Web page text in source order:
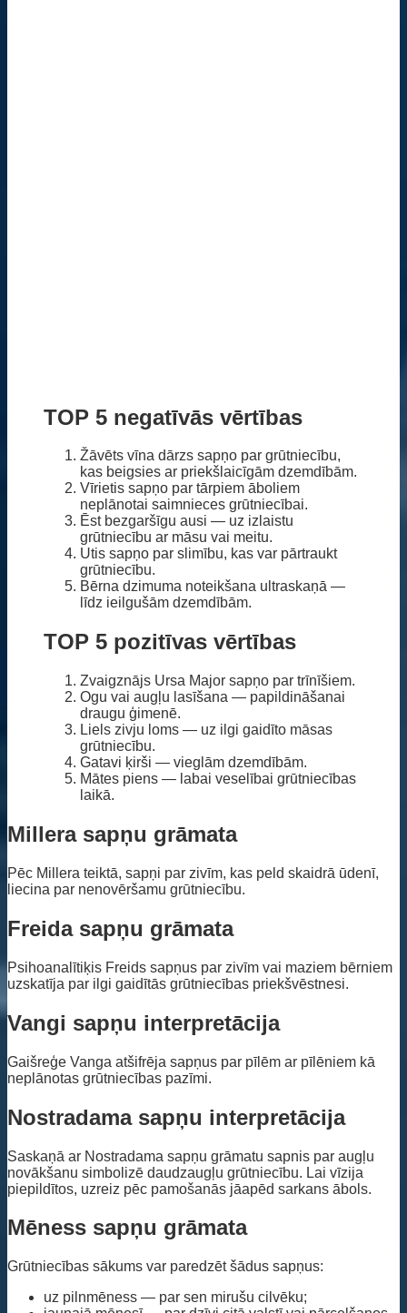
TOP 5 negatīvās vērtības
Žāvēts vīna dārzs sapņo par grūtniecību,
kas beigsies ar priekšlaicīgām dzemdībām.
Vīrietis sapņo par tārpiem āboliem
neplānotai saimnieces grūtniecībai.
Ēst bezgaršīgu ausi — uz izlaistu
grūtniecību ar māsu vai meitu.
Utis sapņo par slimību, kas var pārtraukt
grūtniecību.
Bērna dzimuma noteikšana ultraskaņā —
līdz ieilgušām dzemdībām.
TOP 5 pozitīvas vērtības
Zvaigznājs Ursa Major sapņo par trīnīšiem.
Ogu vai augļu lasīšana — papildināšanai
draugu ģimenē.
Liels zivju loms — uz ilgi gaidīto māsas
grūtniecību.
Gatavi ķirši — vieglām dzemdībām.
Mātes piens — labai veselībai grūtniecības
laikā.
Millera sapņu grāmata
Pēc Millera teiktā, sapņi par zivīm, kas peld skaidrā ūdenī,
liecina par nenovēršamu grūtniecību.
Freida sapņu grāmata
Psihoanalītiķis Freids sapņus par zivīm vai maziem bērniem
uzskatīja par ilgi gaidītās grūtniecības priekšvēstnesi.
Vangi sapņu interpretācija
Gaišreģe Vanga atšifrēja sapņus par pīlēm ar pīlēniem kā
neplānotas grūtniecības pazīmi.
Nostradama sapņu interpretācija
Saskaņā ar Nostradama sapņu grāmatu sapnis par augļu
novākšanu simbolizē daudzaugļu grūtniecību. Lai vīzija
piepildītos, uzreiz pēc pamošanās jāapēd sarkans ābols.
Mēness sapņu grāmata
Grūtniecības sākums var paredzēt šādus sapņus:
uz pilnmēness — par sen mirušu cilvēku;